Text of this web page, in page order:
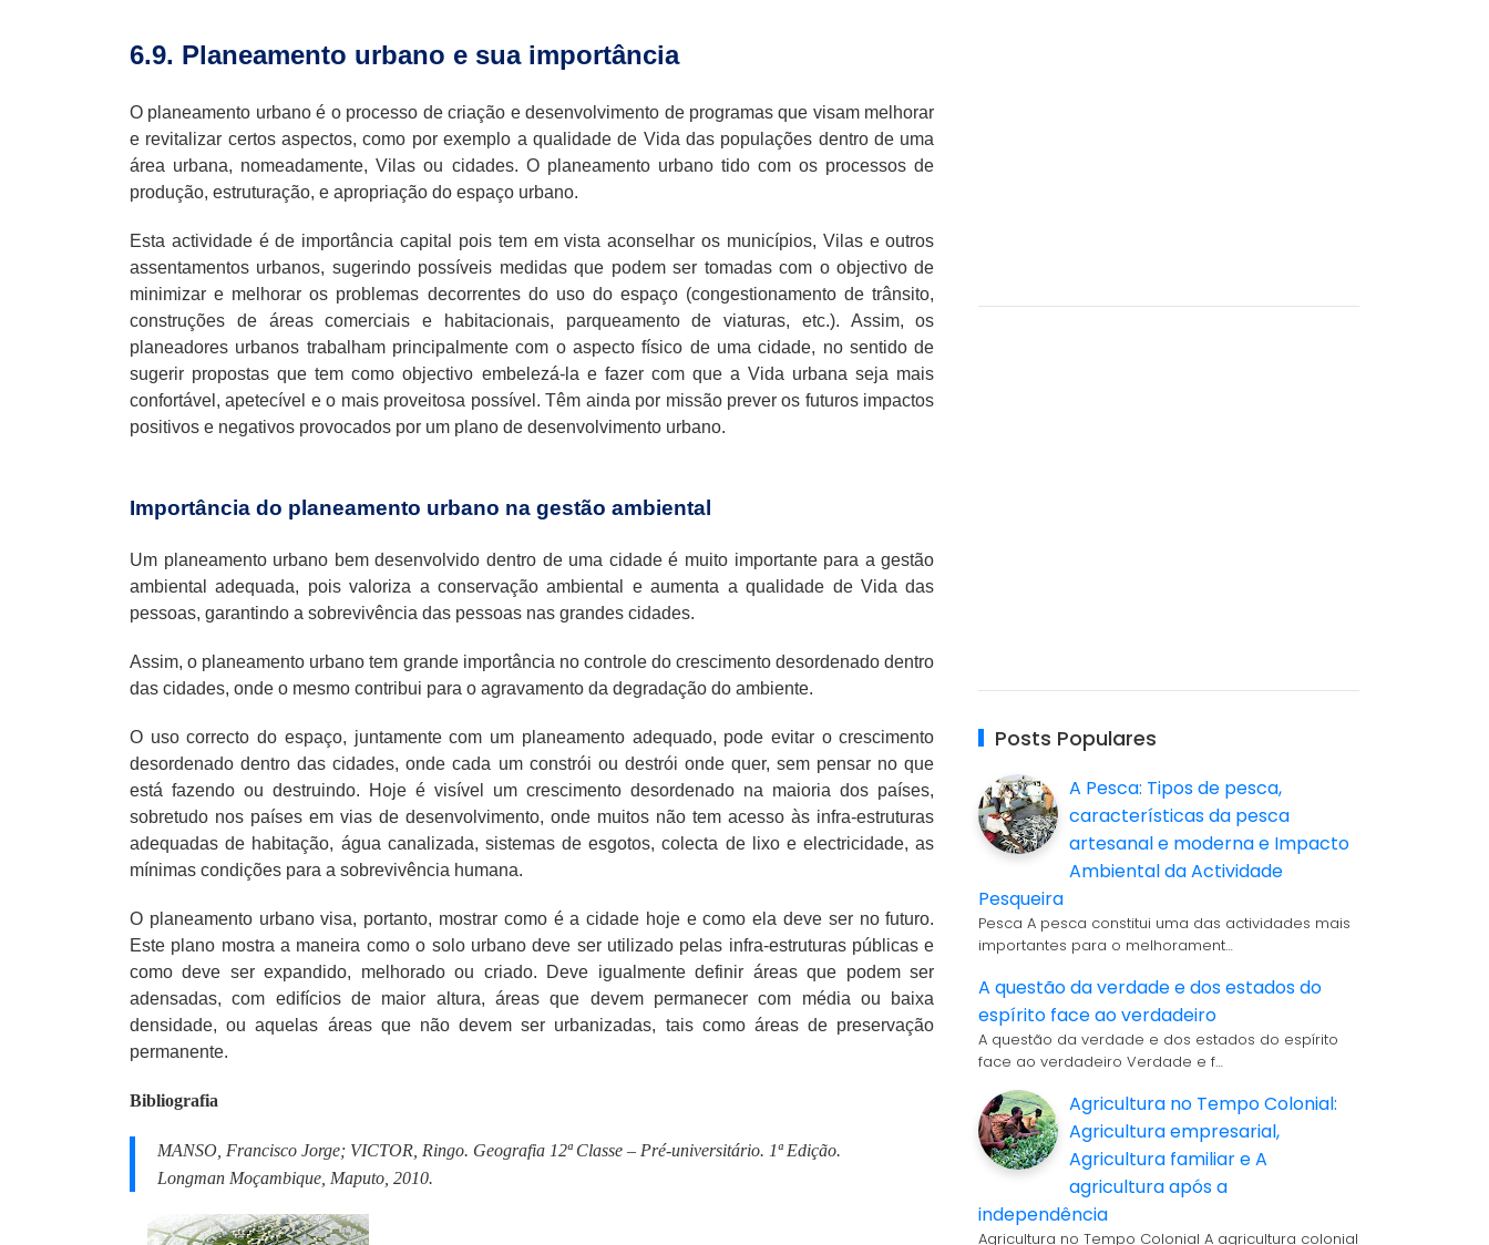
6.9. Planeamento urbano e sua importância
O planeamento urbano é o processo de criação e desenvolvimento de programas que visam melhorar
e revitalizar certos aspectos, como por exemplo a qualidade de Vida das populações dentro de uma
área urbana, nomeadamente, Vilas ou cidades. O planeamento urbano tido com os processos de
produção, estruturação, e apropriação do espaço urbano.
Esta actividade é de importância capital pois tem em vista aconselhar os municípios, Vilas e outros
assentamentos urbanos, sugerindo possíveis medidas que podem ser tomadas com o objectivo de
minimizar e melhorar os problemas decorrentes do uso do espaço (congestionamento de trânsito,
construções de áreas comerciais e habitacionais, parqueamento de viaturas, etc.). Assim, os
planeadores urbanos trabalham principalmente com o aspecto físico de uma cidade, no sentido de
sugerir propostas que tem como objectivo embelezá-la e fazer com que a Vida urbana seja mais
confortável, apetecível e o mais proveitosa possível. Têm ainda por missão prever os futuros impactos
positivos e negativos provocados por um plano de desenvolvimento urbano.
Importância do planeamento urbano na gestão ambiental
Um planeamento urbano bem desenvolvido dentro de uma cidade é muito importante para a gestão
ambiental adequada, pois valoriza a conservação ambiental e aumenta a qualidade de Vida das
pessoas, garantindo a sobrevivência das pessoas nas grandes cidades.
Assim, o planeamento urbano tem grande importância no controle do crescimento desordenado dentro
das cidades, onde o mesmo contribui para o agravamento da degradação do ambiente.
O uso correcto do espaço, juntamente com um planeamento adequado, pode evitar o crescimento
desordenado dentro das cidades, onde cada um constrói ou destrói onde quer, sem pensar no que
está fazendo ou destruindo. Hoje é visível um crescimento desordenado na maioria dos países,
sobretudo nos países em vias de desenvolvimento, onde muitos não tem acesso às infra-estruturas
adequadas de habitação, água canalizada, sistemas de esgotos, colecta de lixo e electricidade, as
mínimas condições para a sobrevivência humana.
O planeamento urbano visa, portanto, mostrar como é a cidade hoje e como ela deve ser no futuro.
Este plano mostra a maneira como o solo urbano deve ser utilizado pelas infra-estruturas públicas e
como deve ser expandido, melhorado ou criado. Deve igualmente definir áreas que podem ser
adensadas, com edifícios de maior altura, áreas que devem permanecer com média ou baixa
densidade, ou aquelas áreas que não devem ser urbanizadas, tais como áreas de preservação
permanente.
Bibliografia
MANSO, Francisco Jorge; VICTOR, Ringo. Geografia 12ª Classe – Pré-universitário. 1ª Edição.
Longman Moçambique, Maputo, 2010.
Posts Populares
A Pesca: Tipos de pesca,
características da pesca
artesanal e moderna e Impacto
Ambiental da Actividade
Pesqueira
Pesca A pesca constitui uma das actividades mais
importantes para o melhorament…
A questão da verdade e dos estados do
espírito face ao verdadeiro
A questão da verdade e dos estados do espírito
face ao verdadeiro Verdade e f…
Agricultura no Tempo Colonial:
Agricultura empresarial,
Agricultura familiar e A
agricultura após a
independência
Agricultura no Tempo Colonial A agricultura colonial